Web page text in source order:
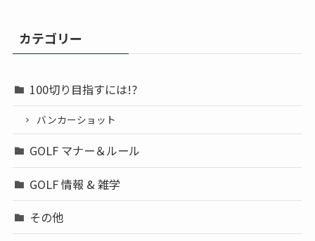
カテゴリー
100切り目指すには!?
バンカーショット
GOLF マナー＆ルール
GOLF 情報 & 雑学
その他